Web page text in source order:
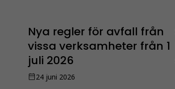
Nya regler för avfall från
vissa verksamheter från 1
juli 2026
24 juni 2026